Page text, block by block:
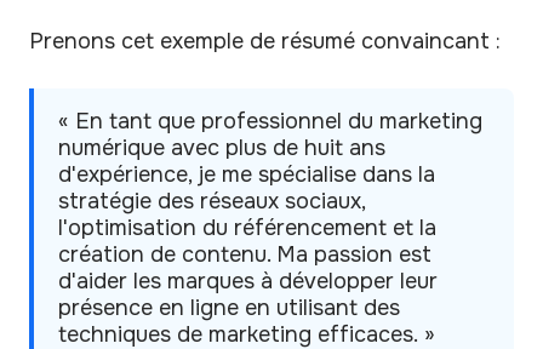
Prenons cet exemple de résumé convaincant :
« En tant que professionnel du marketing
numérique avec plus de huit ans
d'expérience, je me spécialise dans la
stratégie des réseaux sociaux,
l'optimisation du référencement et la
création de contenu. Ma passion est
d'aider les marques à développer leur
présence en ligne en utilisant des
techniques de marketing efficaces. »